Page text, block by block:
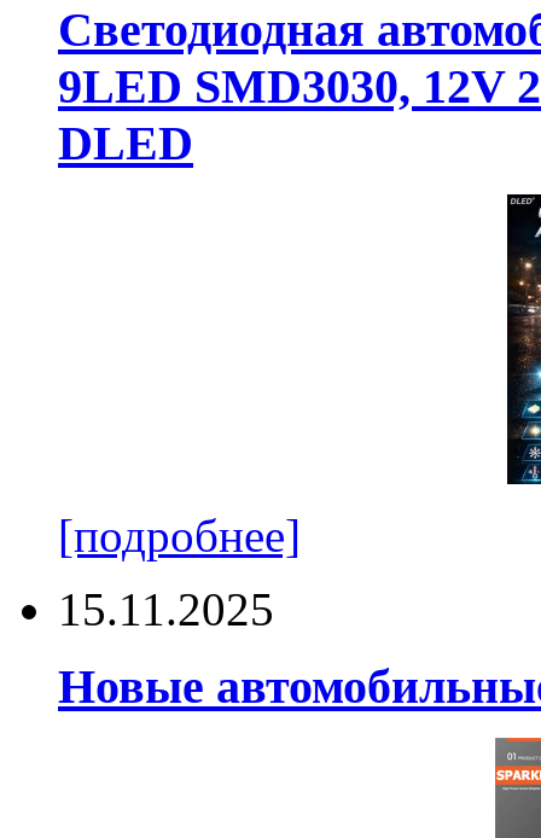
Светодиодная
9LED SMD3030, 12V
DLED
[подробнее]
15.11.2025
Новые